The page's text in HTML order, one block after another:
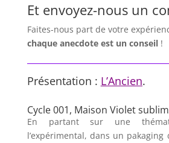
Et envoyez-nous un
Faites-nous part de votre
chaque anecdote est un conseil!
Présentation : L’Ancien.
Cycle 001, Maison Violet
En partant sur une
l’expérimental, dans un pakaging